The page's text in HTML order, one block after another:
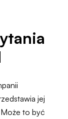
jej
to być